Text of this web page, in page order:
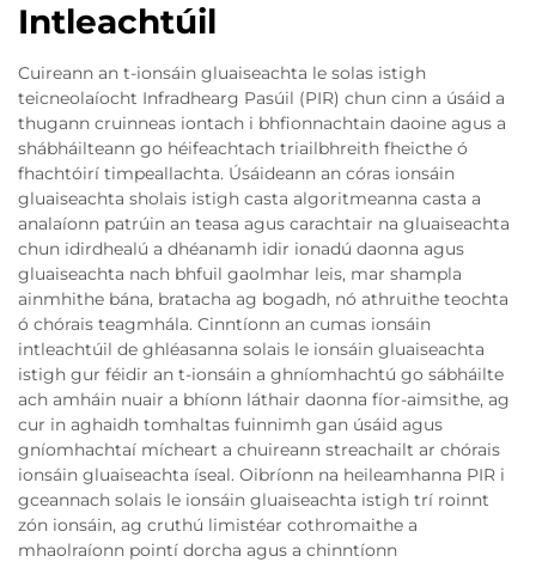
Intleachtúil
Cuireann an t-ionsáin gluaiseachta le solas istigh
teicneolaíocht Infradhearg Pasúil (PIR) chun cinn a úsáid a
thugann cruinneas iontach i bhfionnachtain daoine agus a
shábháilteann go héifeachtach triailbhreith fheicthe ó
fhachtóirí timpeallachta. Úsáideann an córas ionsáin
gluaiseachta sholais istigh casta algoritmeanna casta a
analaíonn patrúin an teasa agus carachtair na gluaiseachta
chun idirdhealú a dhéanamh idir ionadú daonna agus
gluaiseachta nach bhfuil gaolmhar leis, mar shampla
ainmhithe bána, bratacha ag bogadh, nó athruithe teochta
ó chórais teagmhála. Cinntíonn an cumas ionsáin
intleachtúil de ghléasanna solais le ionsáin gluaiseachta
istigh gur féidir an t-ionsáin a ghníomhachtú go sábháilte
ach amháin nuair a bhíonn láthair daonna fíor-aimsithe, ag
cur in aghaidh tomhaltas fuinnimh gan úsáid agus
gníomhachtaí mícheart a chuireann streachailt ar chórais
ionsáin gluaiseachta íseal. Oibríonn na heileamhanna PIR i
gceannach solais le ionsáin gluaiseachta istigh trí roinnt
zón ionsáin, ag cruthú limistéar cothromaithe a
mhaolraíonn pointí dorcha agus a chinntíonn